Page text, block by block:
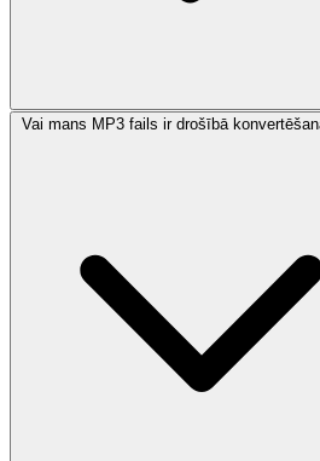
Vai mans MP3 fails ir drošībā